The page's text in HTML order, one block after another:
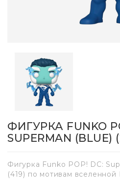
ФИГУРКА FUNKO
SUPERMAN (BLUE)
Фигурка Funko POP! DC:
(419) по мотивам вселенной